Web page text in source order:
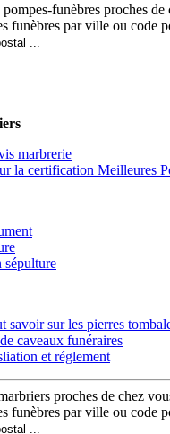
funèbres proches de
funèbres par ville ou code
marbrerie
la certification Meilleures
sépulture
savoir sur les pierres
caveaux funéraires
et réglement
proches de chez
funèbres par ville ou code